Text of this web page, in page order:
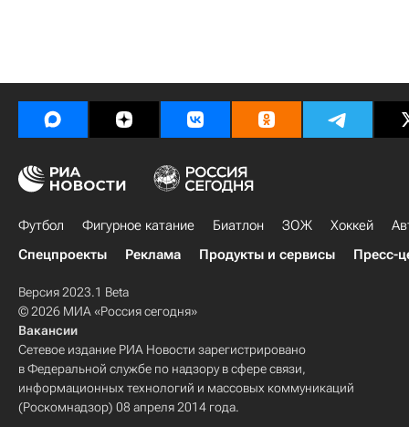
Футбол Фигурное катание Биатлон ЗОЖ Хоккей
Спецпроекты
Реклама Продукты и сервисы Пресс-
Версия 2023.1 Beta
© 2026 МИА «Россия сегодня»
Вакансии
Сетевое издание РИА Новости зарегистрировано
в Федеральной службе по надзору в сфере связи,
информационных технологий и массовых коммуникаций
(Роскомнадзор) 08 апреля 2014 года.